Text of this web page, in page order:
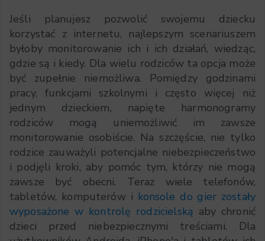
Jeśli planujesz pozwolić swojemu dziecku
korzystać z internetu, najlepszym scenariuszem
byłoby monitorowanie ich i ich działań, wiedząc,
gdzie są i kiedy. Dla wielu rodziców ta opcja może
być zupełnie niemożliwa. Pomiędzy godzinami
pracy, funkcjami szkolnymi i często więcej niż
jednym dzieckiem, napięte harmonogramy
rodziców mogą uniemożliwić im zawsze
monitorowanie osobiście. Na szczęście, nie tylko
rodzice zauważyli potencjalne niebezpieczeństwo
i podjęli kroki, aby pomóc tym, którzy nie mogą
zawsze być obecni. Teraz wiele telefonów,
tabletów, komputerów i konsole do gier zostały
wyposażone w kontrolę rodzicielską aby chronić
dzieci przed niebezpiecznymi treściami. Dla